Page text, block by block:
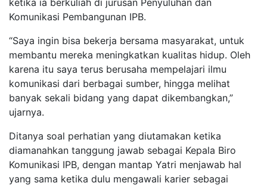
ketika ia berkuliah di jurusan Penyuluhan dan
Komunikasi Pembangunan IPB.
“Saya ingin bisa bekerja bersama masyarakat, untuk
membantu mereka meningkatkan kualitas hidup. Oleh
karena itu saya terus berusaha mempelajari ilmu
komunikasi dari berbagai sumber, hingga melihat
banyak sekali bidang yang dapat dikembangkan,”
ujarnya.
Ditanya soal perhatian yang diutamakan ketika
diamanahkan tanggung jawab sebagai Kepala Biro
Komunikasi IPB, dengan mantap Yatri menjawab hal
yang sama ketika dulu mengawali karier sebagai